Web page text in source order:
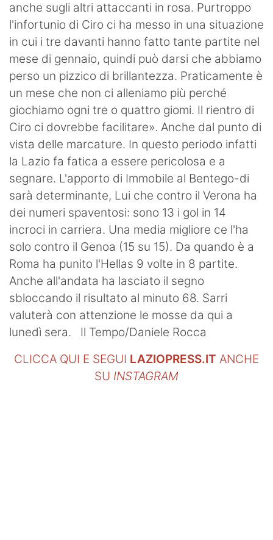
anche sugli altri attaccanti in rosa. Purtroppo
l'infortunio di Ciro ci ha messo in una situazione
in cui i tre davanti hanno fatto tante partite nel
mese di gennaio, quindi può darsi che abbiamo
perso un pizzico di brillantezza. Praticamente è
un mese che non ci alleniamo più perché
giochiamo ogni tre o quattro giomi. Il rientro di
Ciro ci dovrebbe facilitare». Anche dal punto di
vista delle marcature. In questo periodo infatti
la Lazio fa fatica a essere pericolosa e a
segnare. L'apporto di Immobile al Bentego-di
sarà determinante, Lui che contro il Verona ha
dei numeri spaventosi: sono 13 i gol in 14
incroci in carriera. Una media migliore ce l'ha
solo contro il Genoa (15 su 15). Da quando è a
Roma ha punito l'Hellas 9 volte in 8 partite.
Anche all'andata ha lasciato il segno
sbloccando il risultato al minuto 68. Sarri
valuterà con attenzione le mosse da qui a
lunedì sera. Il Tempo/Daniele Rocca
CLICCA QUI E SEGUI LAZIOPRESS.IT ANCHE
SU INSTAGRAM